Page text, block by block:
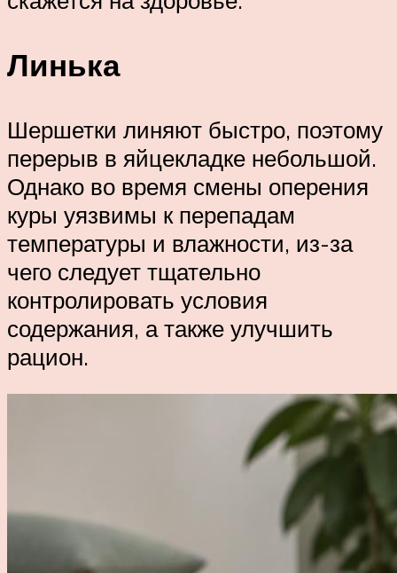
Линька
Шершетки линяют быстро, поэтому
перерыв в яйцекладке небольшой.
Однако во время смены оперения
куры уязвимы к перепадам
температуры и влажности, из-за
чего следует тщательно
контролировать условия
содержания, а также улучшить
рацион.